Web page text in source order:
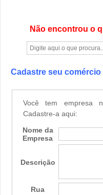
Não encontrou o
Cadastre seu comércio
Você tem empresa
Cadastre-a aqui:
Nome da
Empresa
Descrição
Rua